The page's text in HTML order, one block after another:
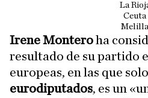
La
Ceuta
Melilla
Irene Monteroha
resultado de su partido
europeas, en las que
eurodiputados, es un